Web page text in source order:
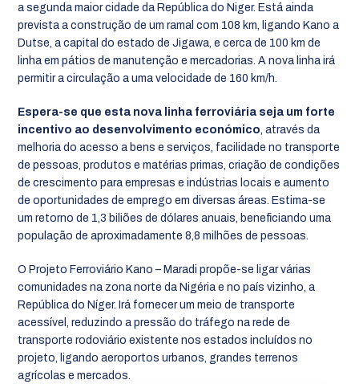
a segunda maior cidade da República do Niger. Está ainda
prevista a construção de um ramal com 108 km, ligando Kano a
Dutse, a capital do estado de Jigawa, e cerca de 100 km de
linha em pátios de manutenção e mercadorias. A nova linha irá
permitir a circulação a uma velocidade de 160 km/h.
Espera-se que esta nova linha ferroviária seja um forte
incentivo ao desenvolvimento económico , através da
melhoria do acesso a bens e serviços, facilidade no transporte
de pessoas, produtos e matérias primas, criação de condições
de crescimento para empresas e indústrias locais e aumento
de oportunidades de emprego em diversas áreas. Estima-se
um retorno de 1,3 biliões de dólares anuais, beneficiando uma
população de aproximadamente 8,8 milhões de pessoas.
O Projeto Ferroviário Kano – Maradi propõe-se ligar várias
comunidades na zona norte da Nigéria e no país vizinho, a
República do Níger. Irá fornecer um meio de transporte
acessível, reduzindo a pressão do tráfego na rede de
transporte rodoviário existente nos estados incluídos no
projeto, ligando aeroportos urbanos, grandes terrenos
agrícolas e mercados.